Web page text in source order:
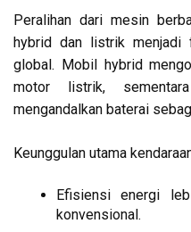
Peralihan dari mesin
hybrid dan listrik
global. Mobil hybrid
motor listrik,
mengandalkan baterai
Keunggulan utama
Efisiensi energi
konvensional.